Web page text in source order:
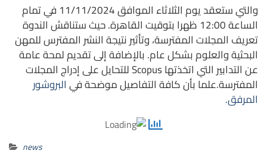
والتي ستعقد يوم الثلاثاء الموافق 11/11/2024 في تمام
الساعة 12:00 ظهرا بتوقيت القاهرة. حيث ستناقش الندوة
تعريف المجلات المفترسة، وتأثير نتيجة النشر المفترس للمهن
البحثية والعلوم بشكل عام. بالإضافة إلى تقديم لمحة عامة
عن التدابير التي اتخذتها Scopus للتحايل على إدراج المجلات
المفترسة.علما بأن كافة التفاصيل موضحة فيالبروشور
المرفق.
news